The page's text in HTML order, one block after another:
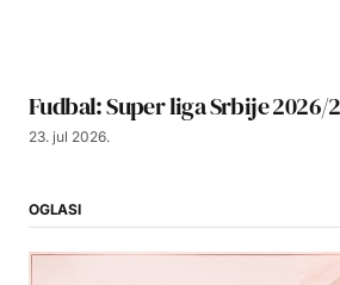
Fudbal: Super liga Srbije 2026/
23. jul 2026.
OGLASI